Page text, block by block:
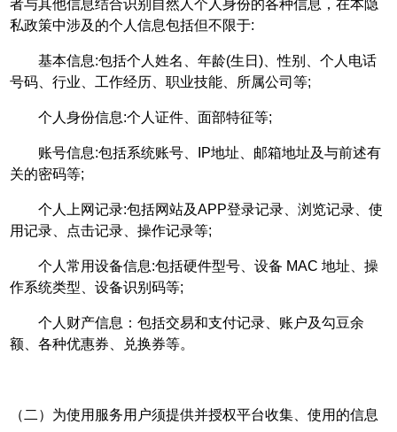
者与其他信息结合识别自然人个人身份的各种信息，在本隐
私政策中涉及的个人信息包括但不限于:
基本信息:包括个人姓名、年龄(生日)、性别、个人电话
号码、行业、工作经历、职业技能、所属公司等;
个人身份信息:个人证件、面部特征等;
账号信息:包括系统账号、IP地址、邮箱地址及与前述有
关的密码等;
个人上网记录:包括网站及APP登录记录、浏览记录、使
用记录、点击记录、操作记录等;
个人常用设备信息:包括硬件型号、设备 MAC 地址、操
作系统类型、设备识别码等;
个人财产信息：包括交易和支付记录、账户及勾豆余
额、各种优惠券、兑换券等。
（二）为使用服务用户须提供并授权平台收集、使用的信息